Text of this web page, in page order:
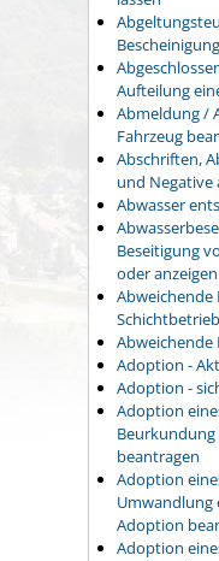
Aufteilung
Abmeldung /
Fahrzeug
Abschriften,
und Negative
Abwasser
Beseitigung
oder anzeigen
Abweichende
Abweichende
Adoption -
Adoption -
Adoption
beantragen
Adoption
Umwandlung
Adoption
Adoption